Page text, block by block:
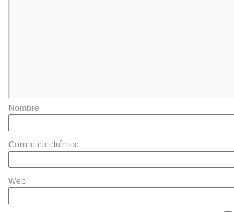
Nombre
Correo electrónico
Web